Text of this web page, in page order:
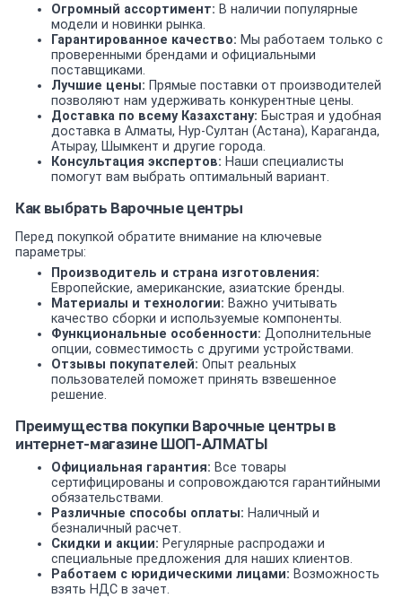
Огромный ассортимент: В наличии популярные
модели и новинки рынка.
Гарантированное качество: Мы работаем только с
проверенными брендами и официальными
поставщиками.
Лучшие цены: Прямые поставки от производителей
позволяют нам удерживать конкурентные цены.
Доставка по всему Казахстану: Быстрая и удобная
доставка в Алматы, Нур-Султан (Астана), Караганда,
Атырау, Шымкент и другие города.
Консультация экспертов: Наши специалисты
помогут вам выбрать оптимальный вариант.
Как выбрать Варочные центры
Перед покупкой обратите внимание на ключевые
параметры:
Производитель и страна изготовления:
Европейские, американские, азиатские бренды.
Материалы и технологии: Важно учитывать
качество сборки и используемые компоненты.
Функциональные особенности: Дополнительные
опции, совместимость с другими устройствами.
Отзывы покупателей: Опыт реальных
пользователей поможет принять взвешенное
решение.
Преимущества покупки Варочные центры в
интернет-магазине ШОП-АЛМАТЫ
Официальная гарантия: Все товары
сертифицированы и сопровождаются гарантийными
обязательствами.
Различные способы оплаты: Наличный и
безналичный расчет.
Скидки и акции: Регулярные распродажи и
специальные предложения для наших клиентов.
Работаем с юридическими лицами: Возможность
взять НДС в зачет.